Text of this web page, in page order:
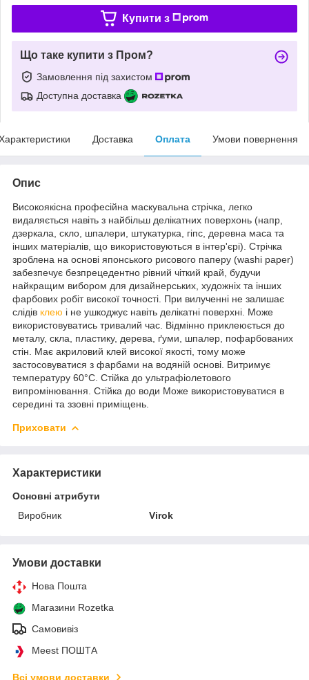
Купити з
Що таке купити з Пром?
Замовлення під захистом
Доступна доставка
Доставка Оплата Умови повернення
Опис
Високоякісна професійна маскувальна стрічка, легко
видаляється навіть з найбільш делікатних поверхонь (напр,
дзеркала, скло, шпалери, штукатурка, гіпс, деревна маса та
інших матеріалів, що використовуються в інтер'єрі). Стрічка
зроблена на основі японського рисового паперу (washi рареr)
забезпечує безпрецедентно рівний чіткий край, будучи
найкращим вибором для дизайнерських, художніх та інших
фарбових робіт високої точності. При вилученні не залишає
слідів клею і не ушкоджує навіть делікатні поверхні. Може
використовуватись тривалий час. Відмінно приклеюється до
металу, скла, пластику, дерева, ґуми, шпалер, пофарбованих
стін. Має акриловий клей високої якості, тому може
застосовуватися з фарбами на водяній основі. Витримує
температуру 60°С. Стійка до ультрафіолетового
випромінювання. Стійка до води Може використовуватися в
середині та ззовні приміщень.
Приховати
Характеристики
Основні атрибути
Виробник
Virok
Умови доставки
Нова Пошта
Магазини Rozetka
Самовивіз
Meest ПОШТА
Всі умови доставки